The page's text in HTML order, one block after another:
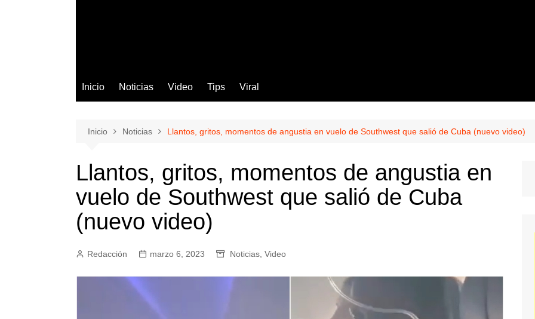
Inicio Noticias Video Tips Viral
Inicio Noticias Llantos, gritos, momentos de angustia en vuelo de Southwest que salió de Cuba (nuevo video)
Llantos, gritos, momentos de angustia en
vuelo de Southwest que salió de Cuba
(nuevo video)
Redacción marzo 6, 2023 Noticias Video